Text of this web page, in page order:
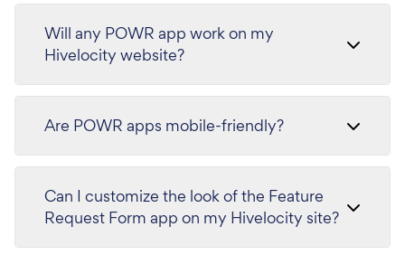
Will any POWR app work on my
Hivelocity website?
Are POWR apps mobile-friendly?
Can I customize the look of the Feature
Request Form app on my Hivelocity site?